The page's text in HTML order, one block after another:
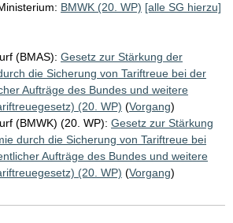
BMWK (20. WP) [alle SG hierzu]
(BMAS): Gesetz zur Stärkung der
die Sicherung von Tariftreue bei der
Aufträge des Bundes und weitere
(20. WP) (Vorgang)
(BMWK) (20. WP): Gesetz zur Stärkung
durch die Sicherung von Tariftreue bei
Aufträge des Bundes und weitere
(20. WP) (Vorgang)